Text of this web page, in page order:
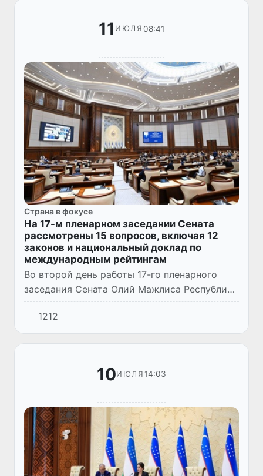
11 ИЮЛЯ 08:41
Страна в фокусе
На 17-м пленарном заседании Сената
рассмотрены 15 вопросов, включая 12
законов и национальный доклад по
международным рейтингам
Во второй день работы 17-го пленарного
заседания Сената Олий Мажлиса Республики
Узбекистан, прошедшего 10 июля в Ташкенте
под председательством Танзилы Нарбаевой,
были рассмотрены...
1212
10ИЮЛЯ 14:03